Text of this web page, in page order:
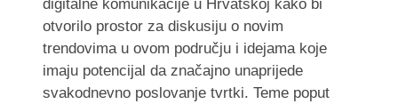
digitalne komunikacije u Hrvatskoj kako bi
otvorilo prostor za diskusiju o novim
trendovima u ovom području i idejama koje
imaju potencijal da značajno unaprijede
svakodnevno poslovanje tvrtki. Teme poput